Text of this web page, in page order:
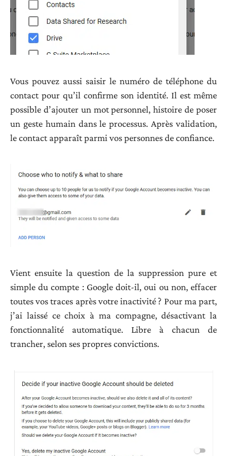
Vous pouvez aussi saisir le numéro de téléphone du
contact pour qu’il confirme son identité. Il est même
possible d’ajouter un mot personnel, histoire de poser
un geste humain dans le processus. Après validation,
le contact apparaît parmi vos personnes de confiance.
Vient ensuite la question de la suppression pure et
simple du compte : Google doit-il, oui ou non, effacer
toutes vos traces après votre inactivité ? Pour ma part,
j’ai laissé ce choix à ma compagne, désactivant la
fonctionnalité automatique. Libre à chacun de
trancher, selon ses propres convictions.